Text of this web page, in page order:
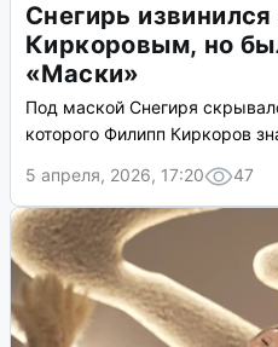
Снегирь
Киркоровым, но
«Маски»
Под маской Снегиря
которого Филипп Киркоров
5 апреля, 2026, 17:20
47